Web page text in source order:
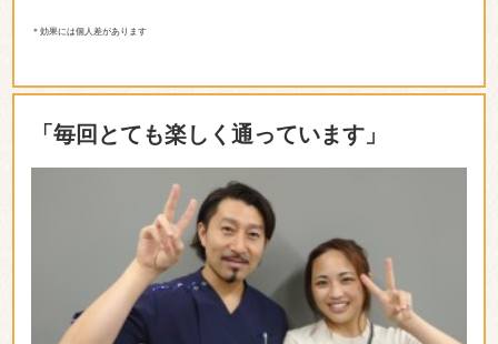
＊効果には個人差があります
「毎回とても楽しく通っています」